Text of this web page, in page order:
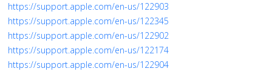
https://support.apple.com/en-us/122903
https://support.apple.com/en-us/122345
https://support.apple.com/en-us/122902
https://support.apple.com/en-us/122174
https://support.apple.com/en-us/122904